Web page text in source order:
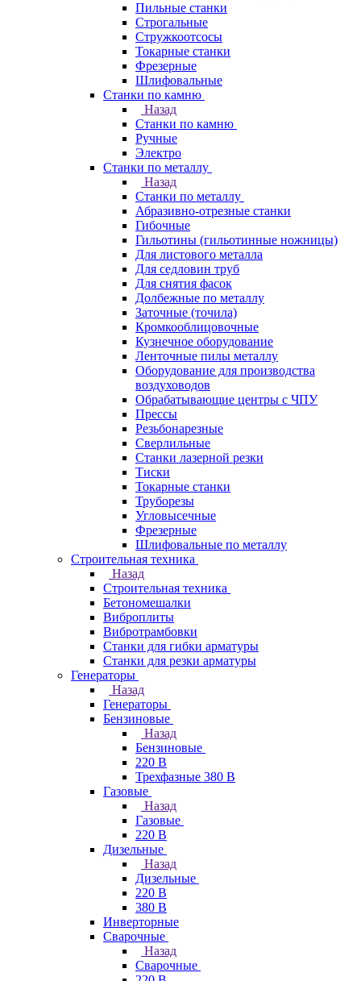
Пильные станки
Строгальные
Стружкоотсосы
Токарные станки
Фрезерные
Шлифовальные
Станки по камню
Назад
Станки по камню
Ручные
Электро
Станки по металлу
Назад
Станки по металлу
Абразивно-отрезные станки
Гибочные
Гильотины (гильотинные ножницы)
Для листового металла
Для седловин труб
Для снятия фасок
Долбежные по металлу
Заточные (точила)
Кромкооблицовочные
Кузнечное оборудование
Ленточные пилы металлу
Оборудование для производства
воздуховодов
Обрабатывающие центры с ЧПУ
Прессы
Резьбонарезные
Сверлильные
Станки лазерной резки
Тиски
Токарные станки
Труборезы
Угловысечные
Фрезерные
Шлифовальные по металлу
Строительная техника
Назад
Строительная техника
Бетономешалки
Виброплиты
Вибротрамбовки
Станки для гибки арматуры
Станки для резки арматуры
Генераторы
Назад
Генераторы
Бензиновые
Назад
Бензиновые
220 В
Трехфазные 380 В
Газовые
Назад
Газовые
220 В
Дизельные
Назад
Дизельные
220 В
380 В
Инверторные
Сварочные
Назад
Сварочные